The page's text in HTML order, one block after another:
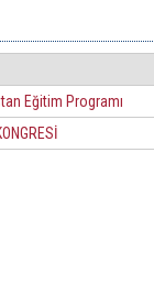
Eğitim Programı